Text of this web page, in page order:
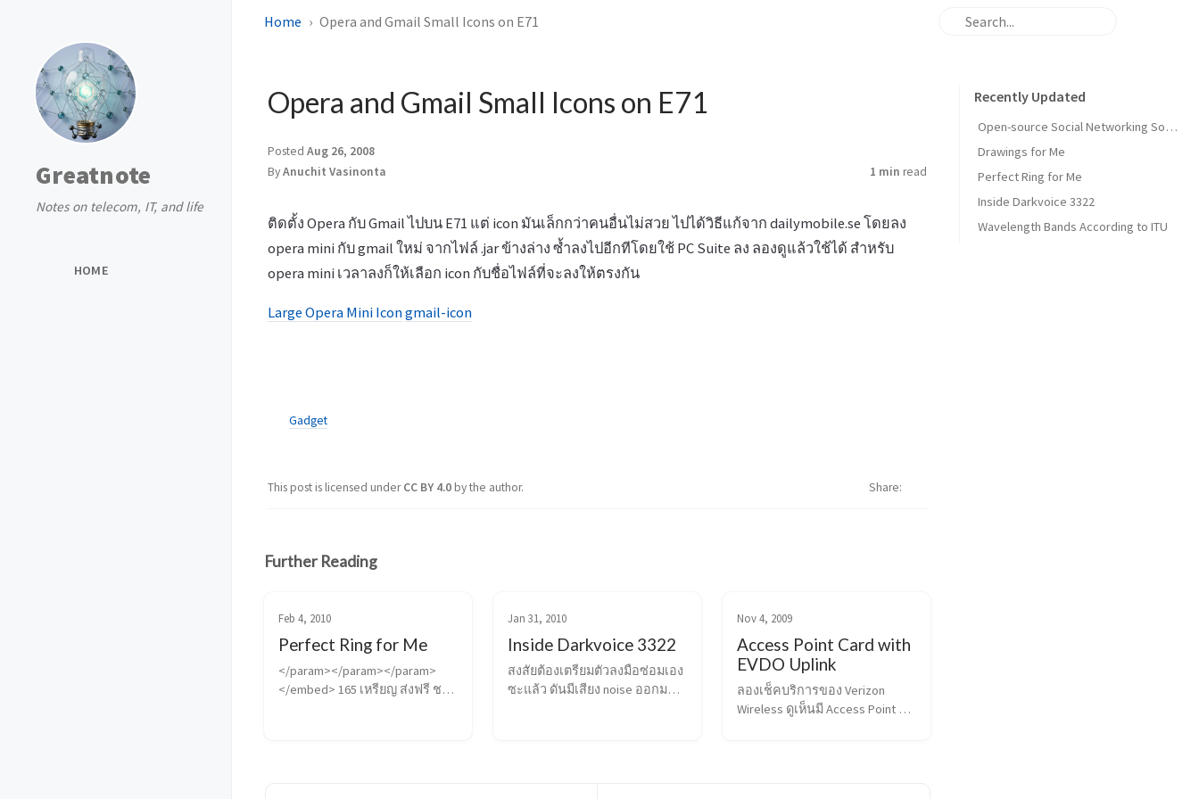
Greatnote
Notes on telecom, IT, and life
HOME
Home Opera and Gmail Small Icons on E71
Opera and Gmail Small Icons on E71
Posted Aug 26, 2008
ByAnuchit Vasinonta 1 min read
ติดตั้ง Opera กับ Gmail ไปบน E71 แต่ icon มันเล็กกว่าคนอื่นไม่สวย ไปได้วิธีแก้จาก dailymobile.se โดยลง
opera mini กับ gmail ใหม่ จากไฟล์ .jar ข้างล่าง ซ้ำลงไปอีกทีโดยใช้ PC Suite ลง ลองดูแล้วใช้ได้ สำหรับ
opera mini เวลาลงก็ให้เลือก icon กับชื่อไฟล์ที่จะลงให้ตรงกัน
Large Opera Mini Icongmail-icon
Gadget
This post is licensed underCC BY 4.0by the author. Share
Recently Updated
Open-source Social Networking Software
Drawings for Me
Perfect Ring for Me
Inside Darkvoice 3322
Wavelength Bands According to ITU
Further Reading
Feb 4, 2010
Perfect Ring for Me
</param></param></param>
</embed> 165 เหรียญ ส่งฟรี ชอบ
Jan 31, 2010
Inside Darkvoice 3322
สงสัยต้องเตรียมตัวลงมือซ่อมเอง
ซะแล้ว ดันมีเสียง noise ออกมา
Nov 4, 2009
Access Point Card with
EVDO Uplink
ลองเช็คบริการของ Verizon
Wireless ดูเห็นมี Access Point ที่